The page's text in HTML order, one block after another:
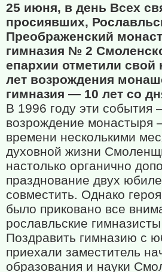
25 июня, в день Всех
просиявших,
Преображенский
гимназия № 2
епархии отметили
лет возрождения
гимназия — 10 лет со
В 1996 году эти события
возрождение монастыря
времени несколькими
духовной жизни
настолько органично
празднование двух
совместить. Однако
было приковано все
рославльские
Поздравить гимназию с
приехали заместитель
образования и науки